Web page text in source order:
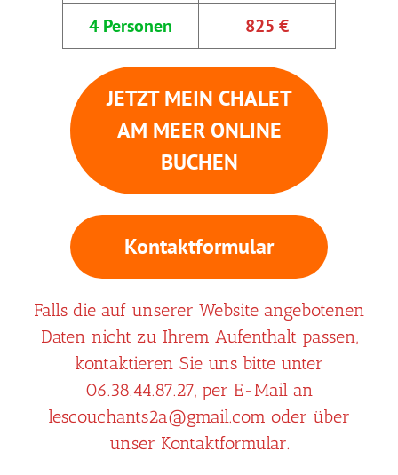
4 Personen 825 €
JETZT MEIN CHALET
AM MEER ONLINE
BUCHEN
Kontaktformular
Falls die auf unserer Website angebotenen
Daten nicht zu Ihrem Aufenthalt passen,
kontaktieren Sie uns bitte unter
06.38.44.87.27, per E-Mail an
lescouchants2a@gmail.com oder über
unser Kontaktformular.